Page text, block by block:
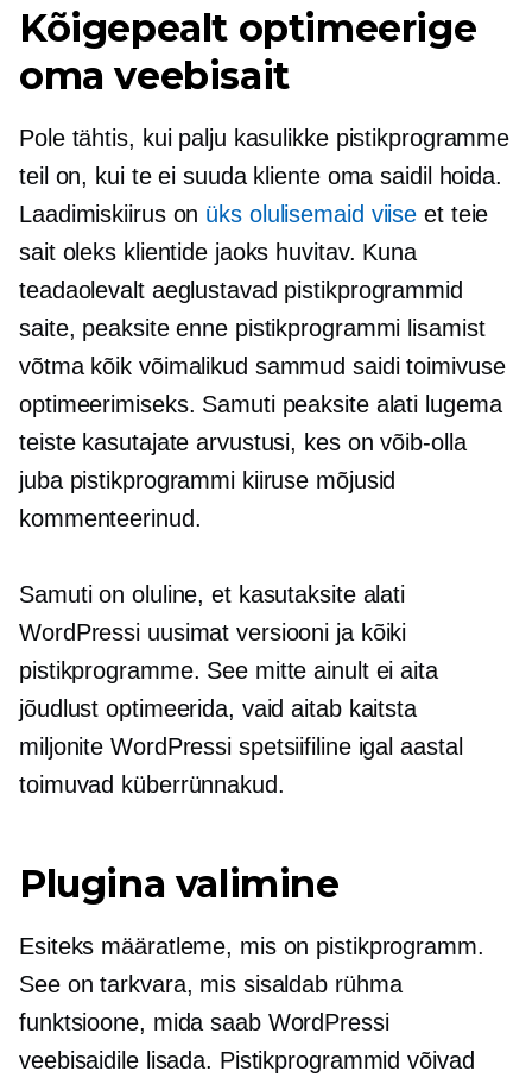
Kõigepealt optimeerige
oma veebisait
Pole tähtis, kui palju kasulikke pistikprogramme
teil on, kui te ei suuda kliente oma saidil hoida.
Laadimiskiirus on üks olulisemaid viise et teie
sait oleks klientide jaoks huvitav. Kuna
teadaolevalt aeglustavad pistikprogrammid
saite, peaksite enne pistikprogrammi lisamist
võtma kõik võimalikud sammud saidi toimivuse
optimeerimiseks. Samuti peaksite alati lugema
teiste kasutajate arvustusi, kes on võib-olla
juba pistikprogrammi kiiruse mõjusid
kommenteerinud.
Samuti on oluline, et kasutaksite alati
WordPressi uusimat versiooni ja kõiki
pistikprogramme. See mitte ainult ei aita
jõudlust optimeerida, vaid aitab kaitsta
miljoniteWordPressi spetsiifilineigal aastal
toimuvad küberrünnakud.
Plugina valimine
Esiteks määratleme, mis on pistikprogramm.
See on tarkvara, mis sisaldab rühma
funktsioone, mida saab WordPressi
veebisaidile lisada. Pistikprogrammid võivad